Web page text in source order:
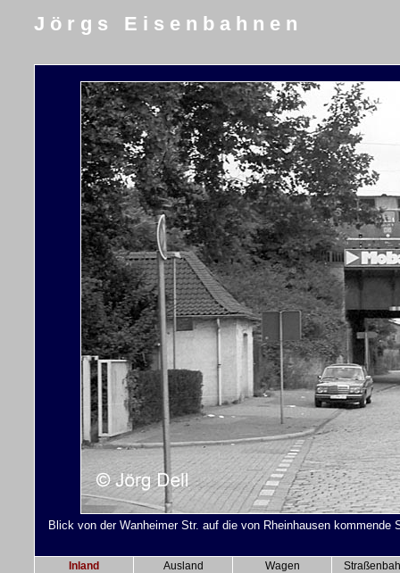
J ö r g s E i s e n b a h n e n
Blick von der Wanheimer Str. auf die von Rheinhausen
Inland Ausland Wagen